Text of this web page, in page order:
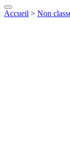
Accueil > Non